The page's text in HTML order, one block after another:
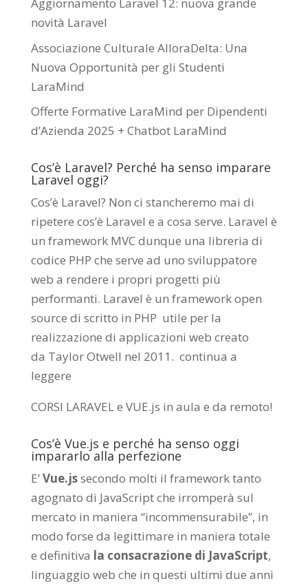
novità Laravel
Associazione Culturale AlloraDelta: Una
Nuova Opportunità per gli Studenti
LaraMind
Offerte Formative LaraMind per Dipendenti
d’Azienda 2025 + Chatbot LaraMind
Cos’è Laravel? Perché ha senso imparare
Laravel oggi?
Cos’è Laravel? Non ci stancheremo mai di
ripetere cos’è Laravel e a cosa serve. Laravel è
un framework MVC dunque una libreria di
codice PHP che serve ad uno sviluppatore
web a rendere i propri progetti più
performanti. Laravel è un framework open
source di scritto in PHP utile per la
realizzazione di applicazioni web creato
da Taylor Otwell nel 2011. continua a
leggere
CORSI LARAVEL e VUE.js in aula e da remoto!
Cos’è Vue.js e perché ha senso oggi
impararlo alla perfezione
E’Vue.jssecondo molti il framework tanto
agognato di JavaScript che irromperà sul
mercato in maniera “incommensurabile”, in
modo forse da legittimare in maniera totale
e definitiva la consacrazione di JavaScript,
linguaggio web che in questi ultimi due anni